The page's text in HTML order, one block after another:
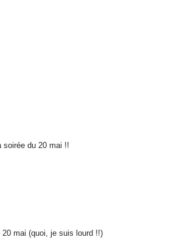
soirée du 20 mai !!
mai (quoi, je suis lourd !!)